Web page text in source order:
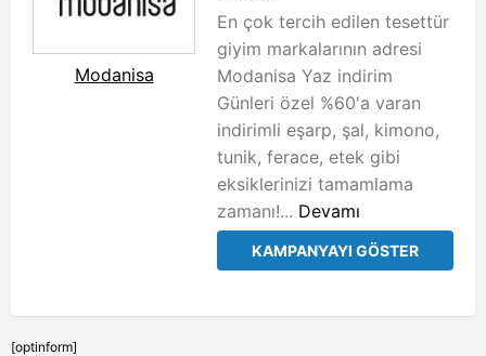
Modanisa
En çok tercih edilen tesettür
giyim markalarının adresi
Modanisa Yaz indirim
Günleri özel %60'a varan
indirimli eşarp, şal, kimono,
tunik, ferace, etek gibi
eksiklerinizi tamamlama
zamanı!... Devamı
KAMPANYAYI GÖSTER
[optinform]